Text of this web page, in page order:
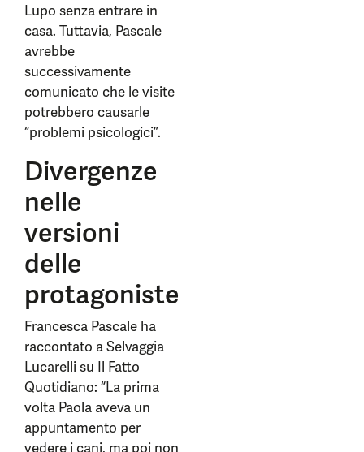
Lupo senza entrare in
casa. Tuttavia, Pascale
avrebbe
successivamente
comunicato che le visite
potrebbero causarle
“problemi psicologici”.
Divergenze
nelle
versioni
delle
protagoniste
Francesca Pascale ha
raccontato a Selvaggia
Lucarelli su Il Fatto
Quotidiano: “La prima
volta Paola aveva un
appuntamento per
vedere i cani, ma poi non